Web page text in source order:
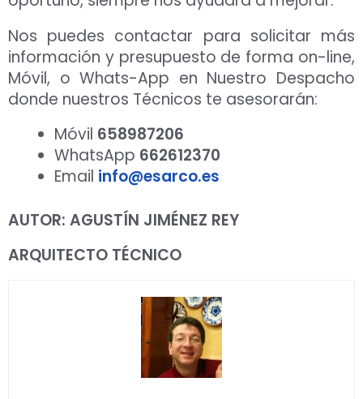
Nos puedes contactar para solicitar más
información y presupuesto de forma on-line,
Móvil, o Whats-App en Nuestro Despacho
donde nuestros Técnicos te asesorarán:
Móvil 658987206
WhatsApp 662612370
Email info@esarco.es
AUTOR: AGUSTÍN JIMÉNEZ REY
ARQUITECTO TÉCNICO